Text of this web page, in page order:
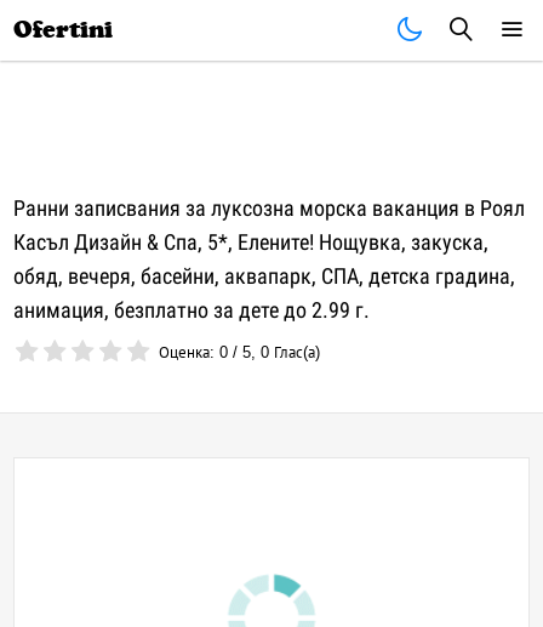
Ofertini
Ранни записвания за луксозна морска ваканция в Роял
Касъл Дизайн & Спа, 5*, Елените! Нощувка, закуска,
обяд, вечеря, басейни, аквапарк, СПА, детска градина,
анимация, безплатно за дете до 2.99 г.
Оценка:0 /5,0 Глас(а)